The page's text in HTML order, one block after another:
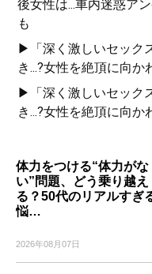
後女性は...車内迷惑ア
も
▶「深く激しいセック
き...?女性を絶頂に向
▶「深く激しいセック
き...?女性を絶頂に向
体力をつける“体力がな
い”問題、どう乗り越え
る？50代のリアルすぎ
悩…
2026年08月07日